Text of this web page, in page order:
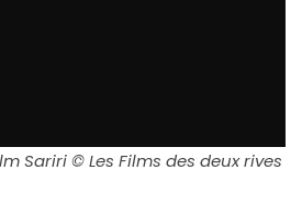
Sariri © Les Films des deux rives